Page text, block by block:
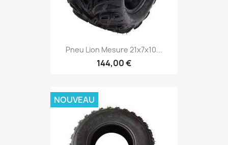
Pneu Lion Mesure 21x7x10...
144,00 €
NOUVEAU